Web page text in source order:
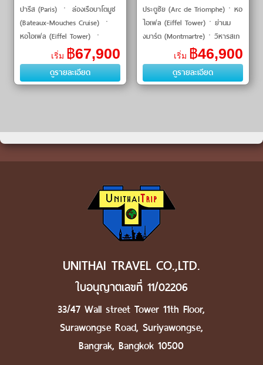
ปารีส (Paris) ㆍ ล่องเรือบาโตมูช
(Bateaux-Mouches Cruise) ㆍ
หอไอเฟล (Eiffel Tower) ㆍ
ประตูชัย (Arc de Triomphe) ㆍ
พิพิธภัณฑ์ลูฟร์ (Louvre Museum)
ㆍ เจนีวา (Geneva) ㆍ น้ำ�
เริ่ม ฿67,900
ดูรายละเอียด
ประตูชัย (Arc de Triomphe)ㆍหอ
ไอเฟล (Eiffel Tower)ㆍย่านม
งมาร์ต (Montmartre)ㆍวิหารสเก
รเกอร์ (Basilica of Sacre Coeur)
ㆍพิพิธภัณฑ์ลูฟวร์ (Louvre
Museum)ㆍแม่น้ำแซน�
เริ่ม ฿46,900
ดูรายละเอียด
UNITHAI TRAVEL CO.,LTD.
ใบอนุญาตเลขที่ 11/02206
33/47 Wall street Tower 11th Floor,
Surawongse Road, Suriyawongse,
Bangrak, Bangkok 10500